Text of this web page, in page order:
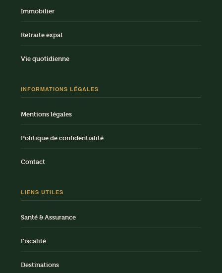
Immobilier
Retraite expat
Vie quotidienne
INFORMATIONS LÉGALES
Mentions légales
Politique de confidentialité
Contact
LIENS UTILES
Santé & Assurance
Fiscalité
Destinations